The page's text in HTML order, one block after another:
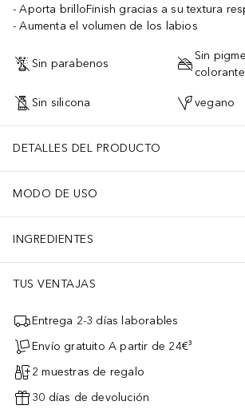
Aporta brilloFinish gracias a su textura
Aumenta el volumen de los labios
Sin parabenos
Sin
Sin silicona vegano
DETALLES DEL PRODUCTO
MODO DE USO
INGREDIENTES
TUS VENTAJAS
Entrega 2-3 días laborables
Envío gratuito A partir de 24€³
2 muestras de regalo
30 días de devolución